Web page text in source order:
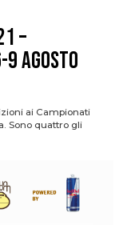
–
9 agosto
ai Campionati
Sono quattro gli